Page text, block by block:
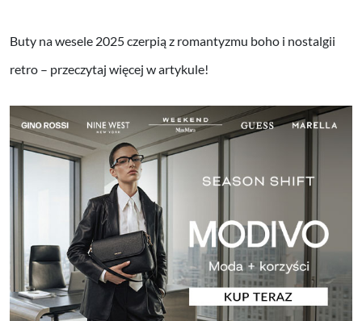
Buty na wesele 2025 czerpią z romantyzmu boho i nostalgii
retro – przeczytaj więcej w artykule!